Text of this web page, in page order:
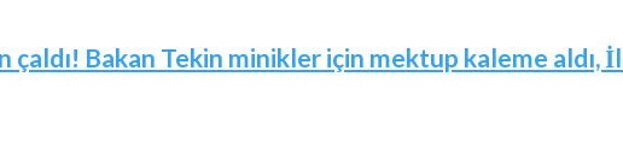
çaldı! Bakan Tekin minikler için mektup kaleme aldı,